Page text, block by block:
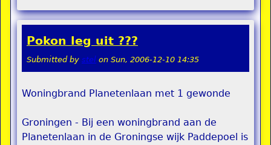
Pokon leg uit ???
Submitted by stel on Sun, 2006-12-10 14:35
Woningbrand Planetenlaan met 1 gewonde
Groningen - Bij een woningbrand aan de
Planetenlaan in de Groningse wijk Paddepoel is